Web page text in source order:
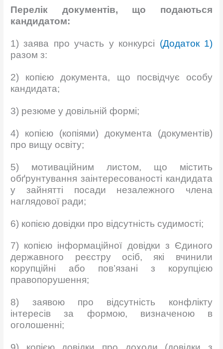
Перелік документів, що подаються
кандидатом:
1) заява про участь у конкурсі (Додаток 1)
разом з:
2) копією документа, що посвідчує особу
кандидата;
3) резюме у довільній формі;
4) копією (копіями) документа (документів)
про вищу освіту;
5) мотиваційним листом, що містить
обґрунтування заінтересованості кандидата
у зайнятті посади незалежного члена
наглядової ради;
6) копією довідки про відсутність судимості;
7) копією інформаційної довідки з Єдиного
державного реєстру осіб, які вчинили
корупційні aбo пов’язані з корупцією
правопорушення;
8) заявою про відсутність конфлікту
інтересів за формою, визначеною в
оголошенні;